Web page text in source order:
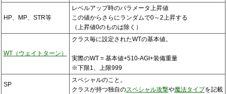
HP、MP、STR等
レベルアップ時のパラメータ上昇値
この値からさらにランダムで0～2上昇する
（上昇値0のものは除く）
WT（ウェイトターン）
クラス毎に設定されたWTの基本値。
実際のWT = 基本値+510-AGI+装備重量
※下限1、上限999
SP
スペシャルのこと。
クラスが持つ独自のスペシャル攻撃や魔法タイプを記載